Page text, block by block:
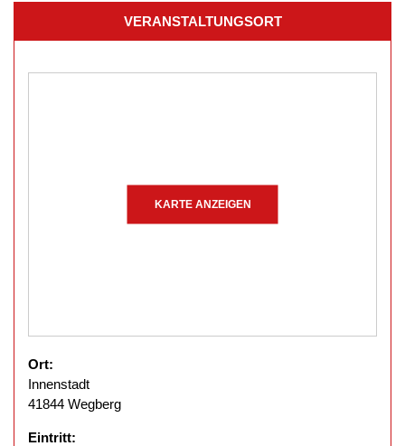
VERANSTALTUNGSORT
KARTE ANZEIGEN
Ort:
Innenstadt
41844 Wegberg
Eintritt: